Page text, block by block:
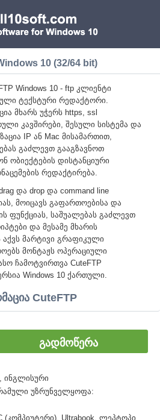
10 (32/64 bit)
Windows 10 - ftp კლიენტი
ტექსტური რედაქტორი.
მხარს უჭერს https, ssl
კავშირები, შესული სისტემა და
IP ან Mac მისამართით,
გაძლევთ გააგზავნოთ
ობიექტების დისტანციური
რედაქტირება.
და drop და command line
მოიცავს გაფართოებისა და
ფუნქციას, საშუალებას გაძლევთ
და მესამე მხარის
მარტივი გრაფიკული
მონტაჟს ოპერაციული
ჩამოტვირთვა CuteFTP
Windows 10 ქართული.
CuteFTP
ᲒᲐᲓᲛᲝᲬᲔᲠᲐ
ინგლისური
უზრუნველყოფა:
(კომპიუტერი), Ultrabook, ლეპტოპი